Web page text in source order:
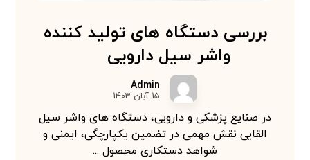
بررسی دستگاه های تولید کننده
واشر سیل دارویی
Admin
15 آبان 1403
در صنایع پزشکی و دارویی، دستگاه های واشر سیل
القایی نقش مهمی در تضمین یکپارچگی، ایمنی و
شواهد دستکاری محصول ...